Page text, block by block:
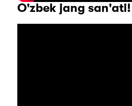
O'zbek jang san'ati!